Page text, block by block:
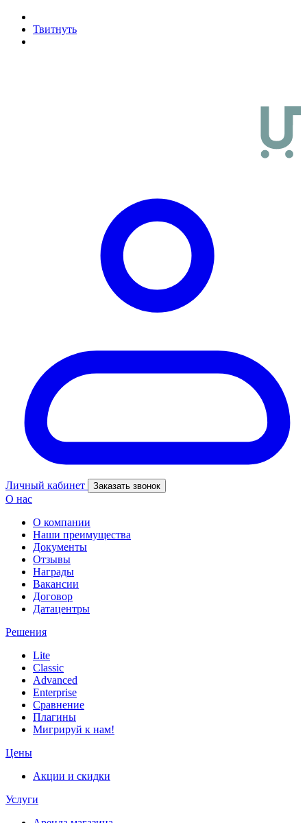
Твитнуть
Личный кабинет Заказать звонок
О нас
О компании
Наши преимущества
Документы
Отзывы
Награды
Вакансии
Договор
Датацентры
Решения
Lite
Classic
Advanced
Enterprise
Сравнение
Плагины
Мигрируй к нам!
Цены
Акции и скидки
Услуги